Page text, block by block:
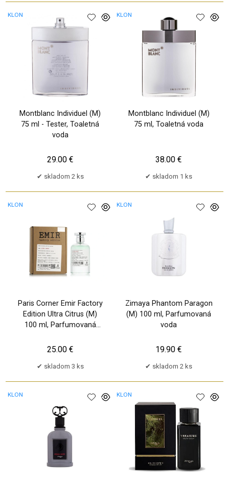
Montblanc Individuel (M)
75 ml - Tester, Toaletná
voda
KLON
skladom 2 ks
29.00 €
Montblanc Individuel (M)
75 ml, Toaletná voda
KLON
skladom 1 ks
38.00 €
Paris Corner Emir Factory
Edition Ultra Citrus (M)
100 ml, Parfumovaná
KLON
skladom 3 ks
25.00 €
Zimaya Phantom Paragon
(M) 100 ml, Parfumovaná
voda
KLON
skladom 2 ks
19.90 €
KLON KLON